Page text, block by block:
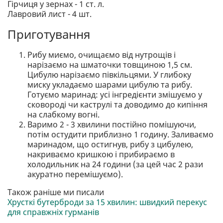
Гірчиця у зернах - 1 ст. л.
Лавровий лист - 4 шт.
Приготування
Рибу миємо, очищаємо від нутрощів і
нарізаємо на шматочки товщиною 1,5 см.
Цибулю нарізаємо півкільцями. У глибоку
миску укладаємо шарами цибулю та рибу.
Готуємо маринад: усі інгредієнти змішуємо у
сковороді чи каструлі та доводимо до кипіння
на слабкому вогні.
Варимо 2 - 3 хвилини постійно помішуючи,
потім остудити приблизно 1 годину. Заливаємо
маринадом, що остигнув, рибу з цибулею,
накриваємо кришкою і прибираємо в
холодильник на 24 години (за цей час 2 рази
акуратно перемішуємо).
Також раніше ми писали
Хрусткі бутерброди за 15 хвилин: швидкий перекус
для справжніх гурманів